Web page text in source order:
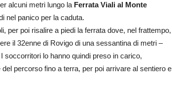
alcuni metri lungo la Ferrata Viali al Monte
nel panico per la caduta.
per poi risalire a piedi la ferrata dove, nel frattempo,
il 32enne di Rovigo di una sessantina di metri –
soccorritori lo hanno quindi preso in carico,
percorso fino a terra, per poi arrivare al sentiero e